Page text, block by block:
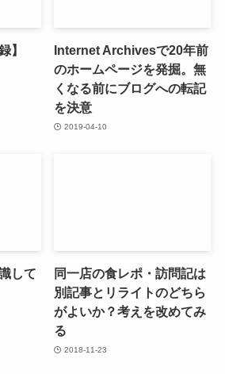
】
Internet Archivesで20年前
のホームページを発掘。無
くなる前にブログへの転記
を決意
2019-04-10
して
同一店の食レポ・訪問記は
別記事とリライトのどちら
がよいか？考えを改めてみ
る
2018-11-23